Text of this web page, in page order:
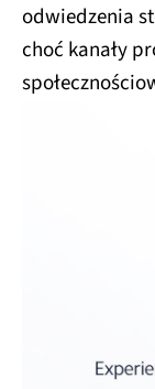
odwiedzenia
choć kanały